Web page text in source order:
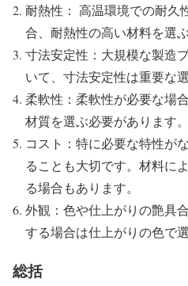
耐熱性： 高温環境での耐久
合、耐熱性の高い材料を選
寸法安定性：大規模な製造
いて、寸法安定性は重要な
柔軟性：柔軟性が必要な場
材質を選ぶ必要があります。
コスト：特に必要な特性が
ることも大切です。材料に
る場合もあります。
外観：色や仕上がりの艶具
する場合は仕上がりの色で
総括